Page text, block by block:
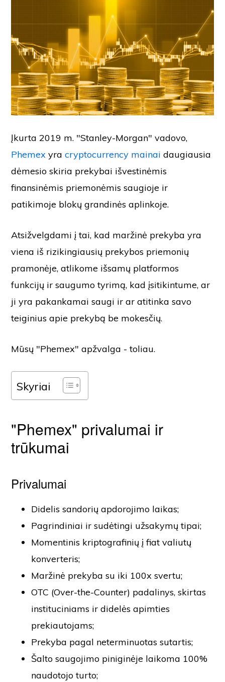
Įkurta 2019 m. "Stanley-Morgan" vadovo,
Phemex yracryptocurrency mainai daugiausia
dėmesio skiria prekybai išvestinėmis
finansinėmis priemonėmis saugioje ir
patikimoje blokų grandinės aplinkoje.
Atsižvelgdami į tai, kad maržinė prekyba yra
viena iš rizikingiausių prekybos priemonių
pramonėje, atlikome išsamų platformos
funkcijų ir saugumo tyrimą, kad įsitikintume, ar
ji yra pakankamai saugi ir ar atitinka savo
teiginius apie prekybą be mokesčių.
Mūsų "Phemex" apžvalga - toliau.
Skyriai
"Phemex" privalumai ir
trūkumai
Privalumai
Didelis sandorių apdorojimo laikas;
Pagrindiniai ir sudėtingi užsakymų tipai;
Momentinis kriptografinių į fiat valiutų
konverteris;
Maržinė prekyba su iki 100x svertu;
OTC (Over-the-Counter) padalinys, skirtas
instituciniams ir didelės apimties
prekiautojams;
Prekyba pagal neterminuotas sutartis;
Šalto saugojimo piniginėje laikoma 100%
naudotojo turto;